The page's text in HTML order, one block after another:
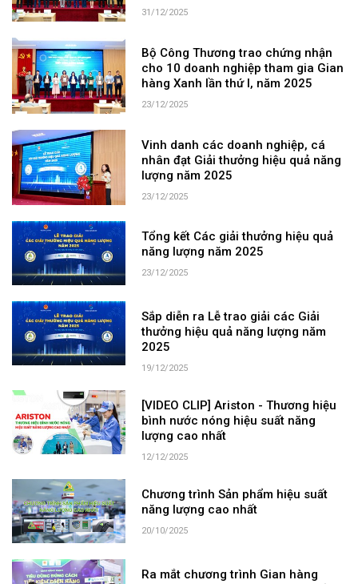
31/12/2025
Bộ Công Thương trao chứng nhận
cho 10 doanh nghiệp tham gia Gian
hàng Xanh lần thứ I, năm 2025
23/12/2025
Vinh danh các doanh nghiệp, cá
nhân đạt Giải thưởng hiệu quả năng
lượng năm 2025
23/12/2025
Tổng kết Các giải thưởng hiệu quả
năng lượng năm 2025
23/12/2025
Sắp diễn ra Lễ trao giải các Giải
thưởng hiệu quả năng lượng năm
2025
19/12/2025
[VIDEO CLIP] Ariston - Thương hiệu
bình nước nóng hiệu suất năng
lượng cao nhất
12/12/2025
Chương trình Sản phẩm hiệu suất
năng lượng cao nhất
20/10/2025
Ra mắt chương trình Gian hàng